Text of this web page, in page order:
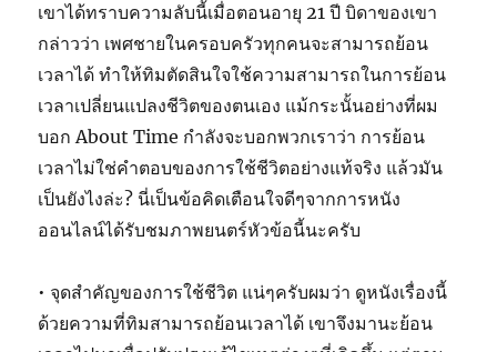
เขาได้ทราบความลับนี้เมื่อตอนอายุ 21 ปี บิดาของเขา
กล่าวว่า เพศชายในครอบครัวทุกคนจะสามารถย้อน
เวลาได้ ทำให้ทิมตัดสินใจใช้ความสามารถในการย้อน
เวลาเปลี่ยนแปลงชีวิตของตนเอง แม้กระนั้นอย่างที่ผม
บอก About Time กำลังจะบอกพวกเราว่า การย้อน
เวลาไม่ใช่คำตอบของการใช้ชีวิตอย่างแท้จริง แล้วมัน
เป็นยังไงล่ะ? นี่เป็นข้อคิดเตือนใจดีๆจากการหนัง
ออนไลน์ได้รับชมภาพยนตร์หัวข้อนี้นะครับ
• จุดสำคัญของการใช้ชีวิต แน่ๆครับผมว่า ดูหนังเรื่องนี้
ด้วยความที่ทิมสามารถย้อนเวลาได้ เขาจึงมานะย้อน